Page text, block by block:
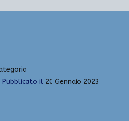
Pubblicato il 20 Gennaio 2023